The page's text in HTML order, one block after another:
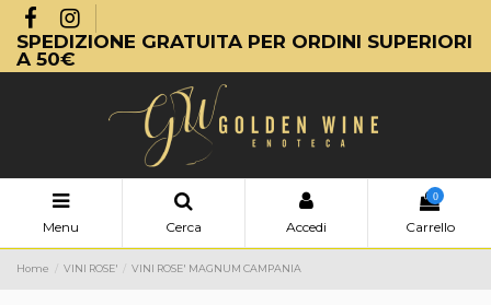
SPEDIZIONE GRATUITA PER ORDINI SUPERIORI
A 50€
Menu Cerca Accedi
0
Carrello
Home VINI ROSE' VINI ROSE' MAGNUM CAMPANIA